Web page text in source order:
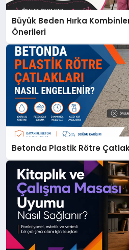
Büyük Beden Hırka
Önerileri
Betonda Plastik Rötre